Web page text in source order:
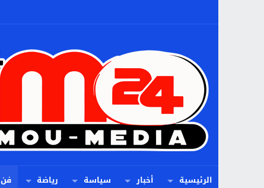
الرئيسية أخبار سياسة رياضة فن